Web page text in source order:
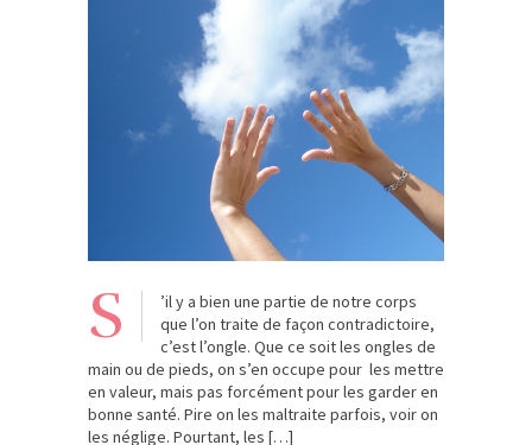
S
’il y a bien une partie de notre corps
que l’on traite de façon contradictoire,
c’est l’ongle. Que ce soit les ongles de
main ou de pieds, on s’en occupe pour les mettre
en valeur, mais pas forcément pour les garder en
bonne santé. Pire on les maltraite parfois, voir on
les néglige. Pourtant, les […]